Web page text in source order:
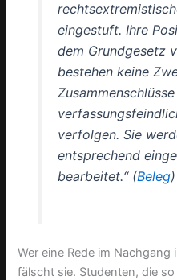
eingestuft. Ihre
dem Grundgesetz
bestehen keine
Zusammenschlüsse
verfolgen. Sie
entsprechend
bearbeitet.“ (Beleg)
Wer eine Rede im
fälscht sie. Studenten, die